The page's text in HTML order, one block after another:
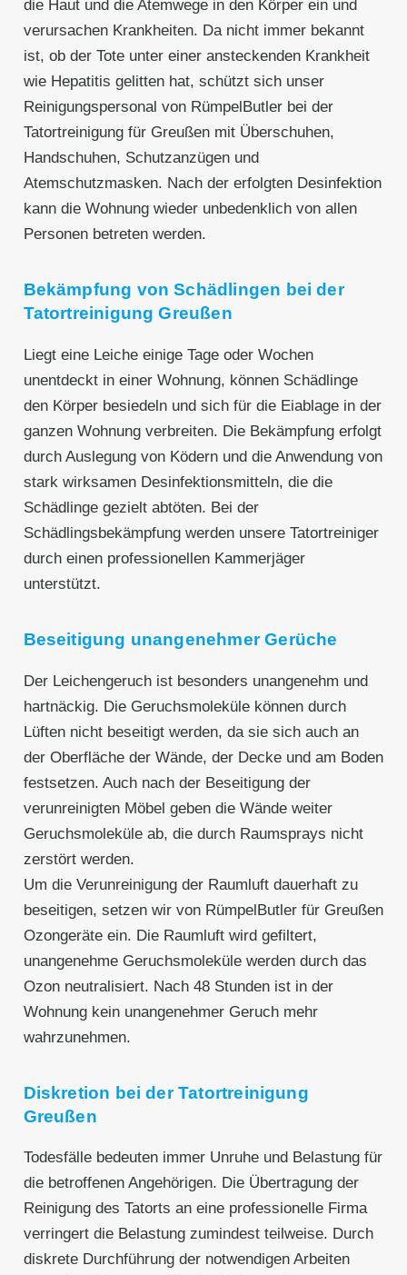
die Haut und die Atemwege in den Körper ein und
verursachen Krankheiten. Da nicht immer bekannt
ist, ob der Tote unter einer ansteckenden Krankheit
wie Hepatitis gelitten hat, schützt sich unser
Reinigungspersonal von RümpelButler bei der
Tatortreinigung für Greußen mit Überschuhen,
Handschuhen, Schutzanzügen und
Atemschutzmasken. Nach der erfolgten Desinfektion
kann die Wohnung wieder unbedenklich von allen
Personen betreten werden.
Bekämpfung von Schädlingen bei der
Tatortreinigung Greußen
Liegt eine Leiche einige Tage oder Wochen
unentdeckt in einer Wohnung, können Schädlinge
den Körper besiedeln und sich für die Eiablage in der
ganzen Wohnung verbreiten. Die Bekämpfung erfolgt
durch Auslegung von Ködern und die Anwendung von
stark wirksamen Desinfektionsmitteln, die die
Schädlinge gezielt abtöten. Bei der
Schädlingsbekämpfung werden unsere Tatortreiniger
durch einen professionellen Kammerjäger
unterstützt.
Beseitigung unangenehmer Gerüche
Der Leichengeruch ist besonders unangenehm und
hartnäckig. Die Geruchsmoleküle können durch
Lüften nicht beseitigt werden, da sie sich auch an
der Oberfläche der Wände, der Decke und am Boden
festsetzen. Auch nach der Beseitigung der
verunreinigten Möbel geben die Wände weiter
Geruchsmoleküle ab, die durch Raumsprays nicht
zerstört werden.
Um die Verunreinigung der Raumluft dauerhaft zu
beseitigen, setzen wir von RümpelButler für Greußen
Ozongeräte ein. Die Raumluft wird gefiltert,
unangenehme Geruchsmoleküle werden durch das
Ozon neutralisiert. Nach 48 Stunden ist in der
Wohnung kein unangenehmer Geruch mehr
wahrzunehmen.
Diskretion bei der Tatortreinigung
Greußen
Todesfälle bedeuten immer Unruhe und Belastung für
die betroffenen Angehörigen. Die Übertragung der
Reinigung des Tatorts an eine professionelle Firma
verringert die Belastung zumindest teilweise. Durch
diskrete Durchführung der notwendigen Arbeiten